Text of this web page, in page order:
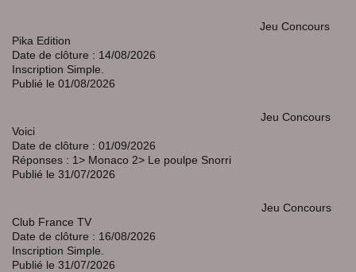
Jeu Concours
Pika Edition
Date de clôture : 14/08/2026
Inscription Simple.
Publié le 01/08/2026
Jeu Concours
Voici
Date de clôture : 01/09/2026
Réponses : 1> Monaco 2> Le poulpe Snorri
Publié le 31/07/2026
Jeu Concours
Club France TV
Date de clôture : 16/08/2026
Inscription Simple.
Publié le 31/07/2026